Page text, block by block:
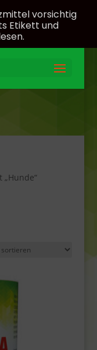
vorsichtig
Etikett und